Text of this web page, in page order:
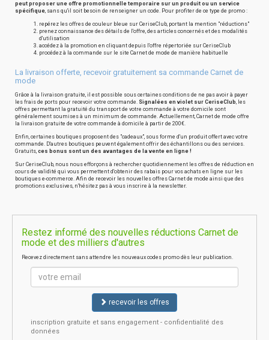
peut proposer une offre promotionnelle temporaire sur un produit ou un service
spécifique, sans qu'il soit besoin de renseigner un code. Pour profiter de ce type de promo :
repérez les offres de couleur bleue sur CeriseClub, portant la mention "réductions"
prenez connaissance des détails de l'offre, des articles concernés et des modalités
d'utilisation
accédez à la promotion en cliquant depuis l'offre répertoriée sur CeriseClub
procédez à la commande sur le site Carnet de mode de manière habituelle
La livraison offerte, recevoir gratuitement sa commande Carnet de
mode
Grâce à la livraison gratuite, il est possible sous certaines conditions de ne pas avoir à payer
les frais de ports pour recevoir votre commande. Signalées en violet sur CeriseClub, les
offres permettant la gratuité du transport de votre commande à votre domicile sont
généralement soumises à un minimum de commande. Actuellement, Carnet de mode offre
la livraison gratuite de votre commande à domicile à partir de 200€.
Enfin, certaines boutiques proposent des "cadeaux", sous forme d'un produit offert avec votre
commande. D'autres boutiques peuvent également offrir des échantillons ou des services.
Gratuits, ces bonus sont un des avantages de la vente en ligne !
Sur CeriseClub, nous nous efforçons à rechercher quotidiennement les offres de réduction en
cours de validité qui vous permettent d'obtenir des rabais pour vos achats en ligne sur les
boutiques e-commerce. Afin de recevoir les nouvelles offres Carnet de mode ainsi que des
promotions exclusives, n'hésitez pas à vous inscrire à la newsletter.
Restez informé des nouvelles réductions Carnet de
mode et des milliers d'autres
Recevez directement sans attendre les nouveaux codes promo dès leur publication.
recevoir les offres
inscription gratuite et sans engagement - confidentialité des
données